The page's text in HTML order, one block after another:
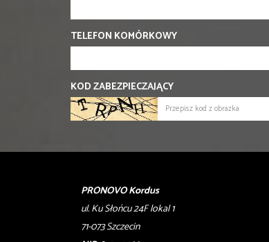
TELEFON KOMÓRKOWY
KOD ZABEZPIECZAJĄCY
PRONOVO Kordus
ul. Ku Słońcu 24F lokal 1
71-073 Szczecin